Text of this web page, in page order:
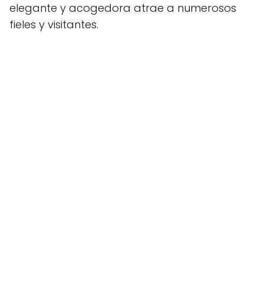
elegante y acogedora atrae a numerosos
fieles y visitantes.